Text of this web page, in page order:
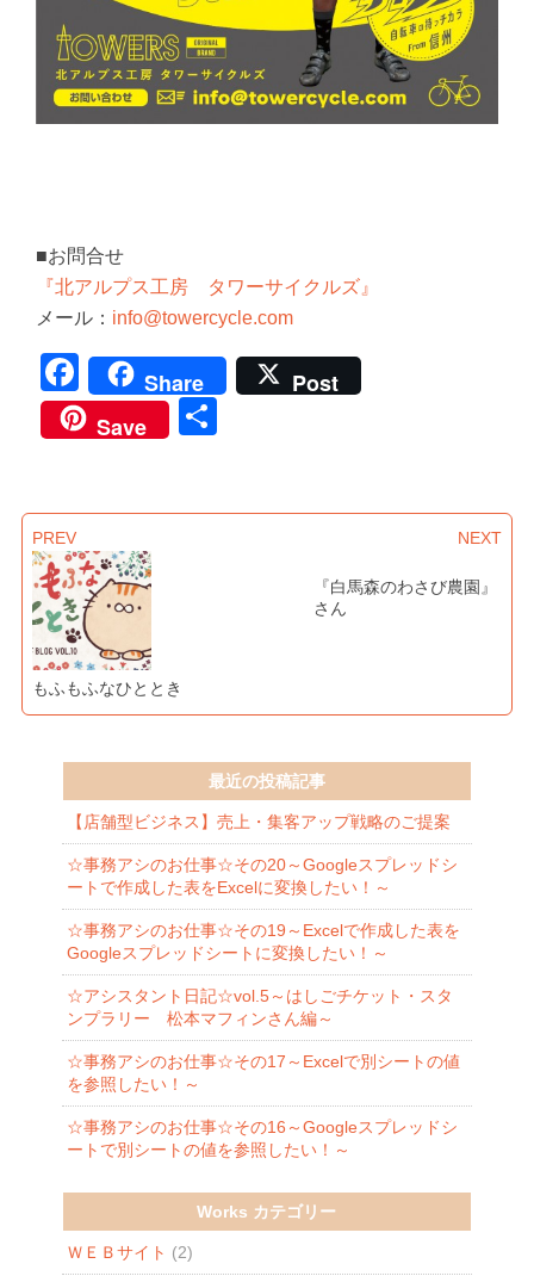
■お問合せ
『北アルプス工房 タワーサイクルズ』
メール： info@towercycle.com
Facebook
Share
Post
Save
PREV
もふもふなひととき
NEXT
『白馬森のわさび農園』
さん
最近の投稿記事
【店舗型ビジネス】売上・集客アップ戦略のご提案
☆事務アシのお仕事☆その20～Googleスプレッドシ
ートで作成した表をExcelに変換したい！～
☆事務アシのお仕事☆その19～Excelで作成した表を
Googleスプレッドシートに変換したい！～
☆アシスタント日記☆vol.5～はしごチケット・スタ
ンプラリー 松本マフィンさん編～
☆事務アシのお仕事☆その17～Excelで別シートの値
を参照したい！～
☆事務アシのお仕事☆その16～Googleスプレッドシ
ートで別シートの値を参照したい！～
Works カテゴリー
ＷＥＢサイト (2)